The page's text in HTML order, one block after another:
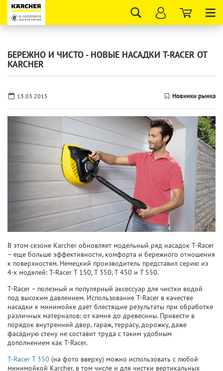
БЕРЕЖНО И ЧИСТО - НОВЫЕ НАСАДКИ T-RACER ОТ
KARCHER
13.03.2015 Новинки рынка
В этом сезоне Karcher обновляет модельный ряд насадок T-Racer
– еще больше эффективности, комфорта и бережного отношения
к поверхностям. Немецкий производитель представил серию из
4-х моделей: T-Racer T 150, T 350, T 450 и T 550.
T-Racer – полезный и популярный аксессуар для чистки водой
под высоким давлением. Использование T-Racer в качестве
насадки к минимойке даёт блестящие результаты при обработке
различных материалов: от камня до древесины. Привести в
порядок внутренний двор, гараж, террасу, дорожку, даже
фасадную стену не составит труда с таким удобным
дополнением как T-Racer.
T-Racer T 350 (на фото вверху) можно использовать с любой
минимойкой Karcher, в том числе и для чистки вертикальных